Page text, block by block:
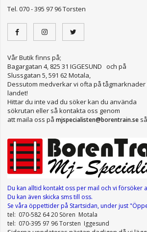
Tel. 070 - 395 97 96 Torsten
Vår Butik finns på;
Bagargatan 4, 825 31 IGGESUND och på
Slussgatan 5, 591 62 Motala,
Dessutom medverkar vi ofta på tågmarknader
landet!
Hittar du inte vad du söker kan du använda
sökrutan eller så kontakta oss genom
att maila oss på mjspecialisten@borentrain.se
Du kan alltid kontakt oss per mail och vi försöker
Du kan även skicka sms till oss.
Se våra öppettiderpå Startsidan, under just
tel: 070-582 64 20 Sören Motala
tel: 070-395 97 96 Torsten Iggesund